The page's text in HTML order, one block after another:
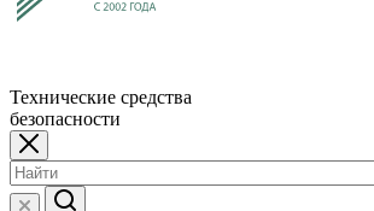
Технические средства
безопасности